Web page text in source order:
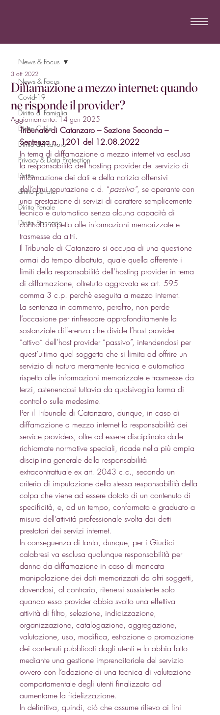
News & Focus
Covid-19
Diritto di Famiglia
Diritto Civile
Diritto del Lavoro
Privacy & Data Protection
Diritto
diritto penale
Diritto Penale
Diritto Bancario
News & Focus
Diffamazione a mezzo internet: quando
ne risponde il provider?
3 ott 2022
Aggiornamento:14 gen 2025
Tribunale di Catanzaro – Sezione Seconda –
Sentenza n. 1201 del 12.08.2022
In tema di diffamazione a mezzo internet va esclusa
la responsabilità dell’hosting provider del servizio di
informazione dei dati e della notizia offensivi
dell’altrui reputazione c.d. “passivo”, se operante con
una prestazione di servizi di carattere semplicemente
tecnico e automatico senza alcuna capacità di
controllo rispetto alle informazioni memorizzate e
trasmesse da altri.
Il Tribunale di Catanzaro si occupa di una questione
ormai da tempo dibattuta, quale quella afferente i
limiti della responsabilità dell’hosting provider in tema
di diffamazione, oltretutto aggravata ex art. 595
comma 3 c.p. perchè eseguita a mezzo internet.
La sentenza in commento, peraltro, non perde
l’occasione per rinfrescare approfonditamente la
sostanziale differenza che divide l’host provider
“attivo” dell’host provider “passivo”, intendendosi per
quest’ultimo quel soggetto che si limita ad offrire un
servizio di natura meramente tecnica e automatica
rispetto alle informazioni memorizzate e trasmesse da
terzi, astenendosi tuttavia da qualsivoglia forma di
controllo sulle medesime.
Per il Tribunale di Catanzaro, dunque, in caso di
diffamazione a mezzo internet la responsabilità dei
service providers, oltre ad essere disciplinata dalle
richiamate normative speciali, ricade nella più ampia
disciplina generale della responsabilità
extracontrattuale ex art. 2043 c.c., secondo un
criterio di imputazione della stessa responsabilità della
colpa che viene ad essere dotato di un contenuto di
specificità, e, ad un tempo, conformato e graduato a
misura dell’attività professionale svolta dai detti
prestatori dei servizi internet.
In conseguenza di tanto, dunque, per i Giudici
calabresi va esclusa qualunque responsabilità per
danno da diffamazione in caso di mancata
manipolazione dei dati memorizzati da altri soggetti,
dovendosi, al contrario, ritenersi sussistente solo
quando esso provider abbia svolto una effettiva
attività di filtro, selezione, indicizzazione,
organizzazione, catalogazione, aggregazione,
valutazione, uso, modifica, estrazione o promozione
dei contenuti pubblicati dagli utenti e lo abbia fatto
mediante una gestione imprenditoriale del servizio
ovvero con l’adozione di una tecnica di valutazione
comportamentale degli utenti finalizzata ad
aumentarne la fidelizzazione.
In definitiva, quindi, ciò che assume rilievo ai fini